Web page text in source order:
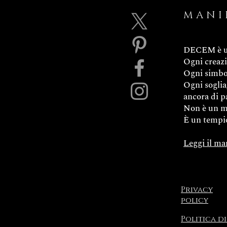
DECEM è
Ogni
Ogni
Ogni
ancora di
Non è un
È un
Leggi il
Privacy
policy
Politica